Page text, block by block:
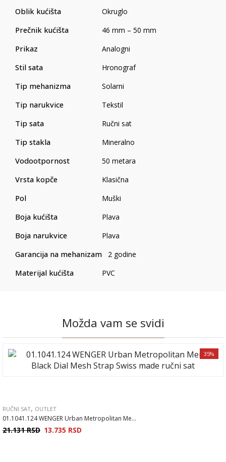
Oblik kućišta Okruglo
Prečnik kućišta 46 mm – 50 mm
Prikaz Analogni
Stil sata Hronograf
Tip mehanizma Solarni
Tip narukvice Tekstil
Tip sata Ručni sat
Tip stakla Mineralno
Vodootpornost 50 metara
Vrsta kopče Klasična
Pol Muški
Boja kućišta Plava
Boja narukvice Plava
Garancija na mehanizam 2 godine
Materijal kućišta PVC
Možda vam se svidi
35%
RUČNI SAT, OUTLET
01.1041.124 WENGER Urban Metropolitan Me...
21.131RSD 13.735 RSD